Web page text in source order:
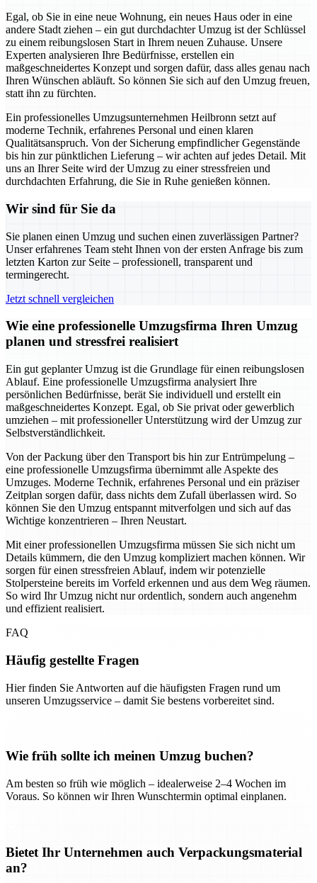
Egal, ob Sie in eine neue Wohnung, ein neues Haus oder in eine
andere Stadt ziehen – ein gut durchdachter Umzug ist der Schlüssel
zu einem reibungslosen Start in Ihrem neuen Zuhause. Unsere
Experten analysieren Ihre Bedürfnisse, erstellen ein
maßgeschneidertes Konzept und sorgen dafür, dass alles genau nach
Ihren Wünschen abläuft. So können Sie sich auf den Umzug freuen,
statt ihn zu fürchten.
Ein professionelles Umzugsunternehmen Heilbronn setzt auf
moderne Technik, erfahrenes Personal und einen klaren
Qualitätsanspruch. Von der Sicherung empfindlicher Gegenstände
bis hin zur pünktlichen Lieferung – wir achten auf jedes Detail. Mit
uns an Ihrer Seite wird der Umzug zu einer stressfreien und
durchdachten Erfahrung, die Sie in Ruhe genießen können.
Wir sind für Sie da
Sie planen einen Umzug und suchen einen zuverlässigen Partner?
Unser erfahrenes Team steht Ihnen von der ersten Anfrage bis zum
letzten Karton zur Seite – professionell, transparent und
termingerecht.
Jetzt schnell vergleichen
Wie eine professionelle Umzugsfirma Ihren Umzug
planen und stressfrei realisiert
Ein gut geplanter Umzug ist die Grundlage für einen reibungslosen
Ablauf. Eine professionelle Umzugsfirma analysiert Ihre
persönlichen Bedürfnisse, berät Sie individuell und erstellt ein
maßgeschneidertes Konzept. Egal, ob Sie privat oder gewerblich
umziehen – mit professioneller Unterstützung wird der Umzug zur
Selbstverständlichkeit.
Von der Packung über den Transport bis hin zur Entrümpelung –
eine professionelle Umzugsfirma übernimmt alle Aspekte des
Umzuges. Moderne Technik, erfahrenes Personal und ein präziser
Zeitplan sorgen dafür, dass nichts dem Zufall überlassen wird. So
können Sie den Umzug entspannt mitverfolgen und sich auf das
Wichtige konzentrieren – Ihren Neustart.
Mit einer professionellen Umzugsfirma müssen Sie sich nicht um
Details kümmern, die den Umzug kompliziert machen können. Wir
sorgen für einen stressfreien Ablauf, indem wir potenzielle
Stolpersteine bereits im Vorfeld erkennen und aus dem Weg räumen.
So wird Ihr Umzug nicht nur ordentlich, sondern auch angenehm
und effizient realisiert.
FAQ
Häufig gestellte Fragen
Hier finden Sie Antworten auf die häufigsten Fragen rund um
unseren Umzugsservice – damit Sie bestens vorbereitet sind.
Wie früh sollte ich meinen Umzug buchen?
Am besten so früh wie möglich – idealerweise 2–4 Wochen im
Voraus. So können wir Ihren Wunschtermin optimal einplanen.
Bietet Ihr Unternehmen auch Verpackungsmaterial
an?